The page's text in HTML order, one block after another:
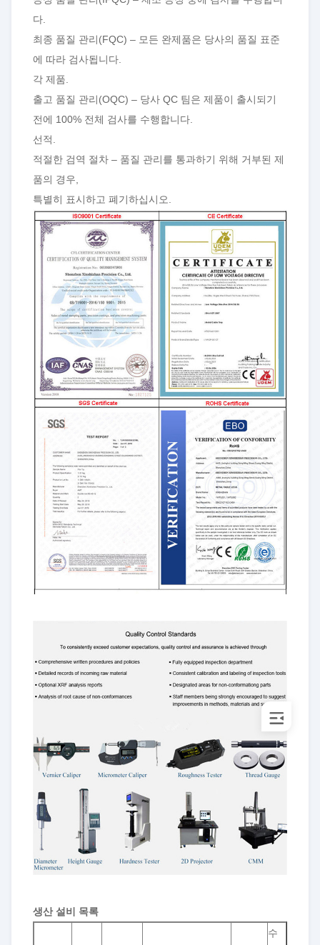
다.
최종 품질 관리(FQC) – 모든 완제품은 당사의 품질 표준
에 따라 검사됩니다.
각 제품.
출고 품질 관리(OQC) – 당사 QC 팀은 제품이 출시되기
전에 100% 전체 검사를 수행합니다.
선적.
적절한 검역 절차 – 품질 관리를 통과하기 위해 거부된 제
품의 경우,
특별히 표시하고 폐기하십시오.
생산 설비 목록
수